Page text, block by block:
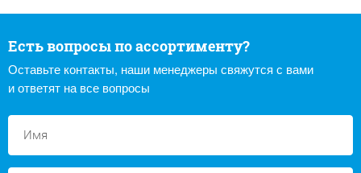
Есть вопросы по ассортименту?
Оставьте контакты, наши менеджеры свяжутся с вами
и ответят на все вопросы